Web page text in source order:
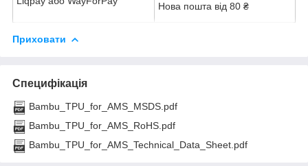
Нова пошта від 80 ₴
Приховати
Специфікація
Bambu_TPU_for_AMS_MSDS.pdf
Bambu_TPU_for_AMS_RoHS.pdf
Bambu_TPU_for_AMS_Technical_Data_Sheet.pdf